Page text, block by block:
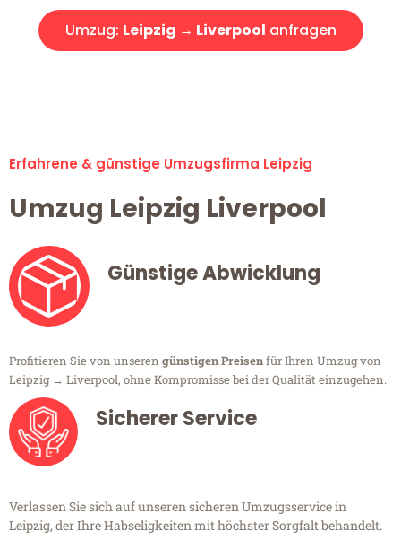
Umzug: Leipzig → Liverpool anfragen
Erfahrene & günstige Umzugsfirma Leipzig
Umzug Leipzig Liverpool
Günstige Abwicklung
Profitieren Sie von unseren günstigen Preisenfür Ihren Umzug von
Leipzig → Liverpool, ohne Kompromisse bei der Qualität einzugehen.
Sicherer Service
Verlassen Sie sich auf unseren sicheren Umzugsservice in
Leipzig, der Ihre Habseligkeiten mit höchster Sorgfalt behandelt.